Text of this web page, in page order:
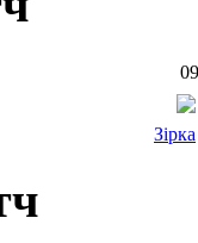
Зірка